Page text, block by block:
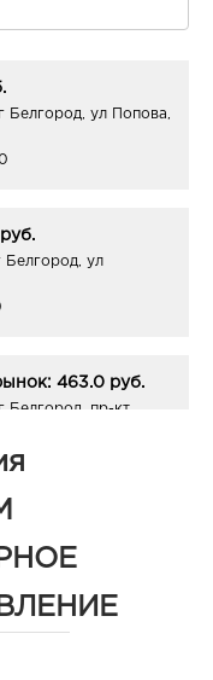
ул Попова,
Белгород, ул
463.0 руб.
Белгород, пр-кт
ул Конева,